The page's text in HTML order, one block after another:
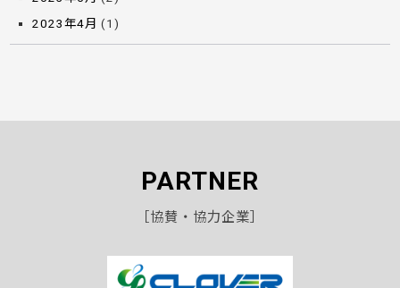
2023年4月 (1)
PARTNER
［協賛・協力企業］